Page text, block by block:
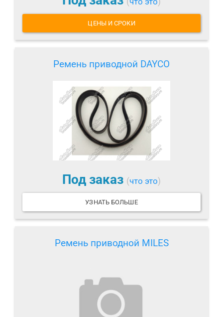
ЦЕНЫ И СРОКИ
Ремень приводной DAYCO
Под заказ (что это)
УЗНАТЬ БОЛЬШЕ
Ремень приводной MILES